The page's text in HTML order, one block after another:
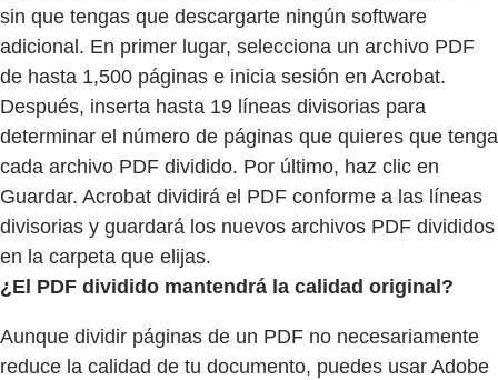
sin que tengas que descargarte ningún software
adicional. En primer lugar, selecciona un archivo PDF
de hasta 1,500 páginas e inicia sesión en Acrobat.
Después, inserta hasta 19 líneas divisorias para
determinar el número de páginas que quieres que tenga
cada archivo PDF dividido. Por último, haz clic en
Guardar. Acrobat dividirá el PDF conforme a las líneas
divisorias y guardará los nuevos archivos PDF divididos
en la carpeta que elijas.
¿El PDF dividido mantendrá la calidad original?
Aunque dividir páginas de un PDF no necesariamente
reduce la calidad de tu documento, puedes usar Adobe